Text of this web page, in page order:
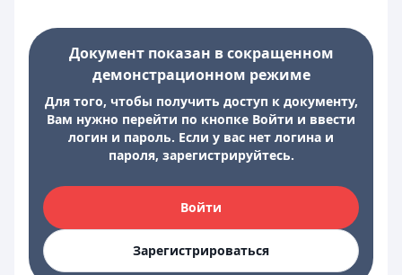
Документ показан в сокращенном
демонстрационном режиме
Для того, чтобы получить доступ к документу,
Вам нужно перейти по кнопке Войти и ввести
логин и пароль. Если у вас нет логина и
пароля, зарегистрируйтесь.
Войти
Зарегистрироваться